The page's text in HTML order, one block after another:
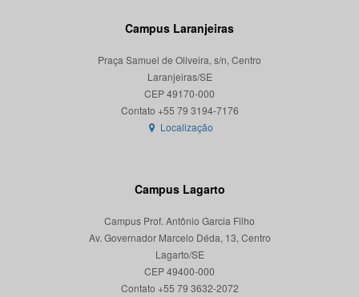
Campus Laranjeiras
Praça Samuel de Oliveira, s/n, Centro
Laranjeiras/SE
CEP 49170-000
Localização
Campus Lagarto
Campus Prof. Antônio Garcia Filho
Av. Governador Marcelo Déda, 13, Centro
Lagarto/SE
CEP 49400-000